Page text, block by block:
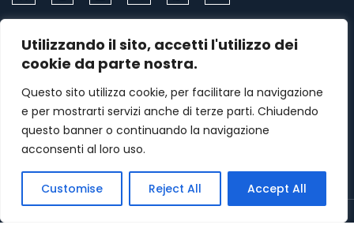
Utilizzando il sito, accetti l'utilizzo dei
cookie da parte nostra.
Questo sito utilizza cookie, per facilitare la navigazione
e per mostrarti servizi anche di terze parti. Chiudendo
questo banner o continuando la navigazione
acconsenti al loro uso.
Customise Reject All Accept All
Formia via Palazzo Condotto 18
+39 339 459 87 67
menasomma75@gmail.com
Lunedi–Venerdì: 9am – 7pm